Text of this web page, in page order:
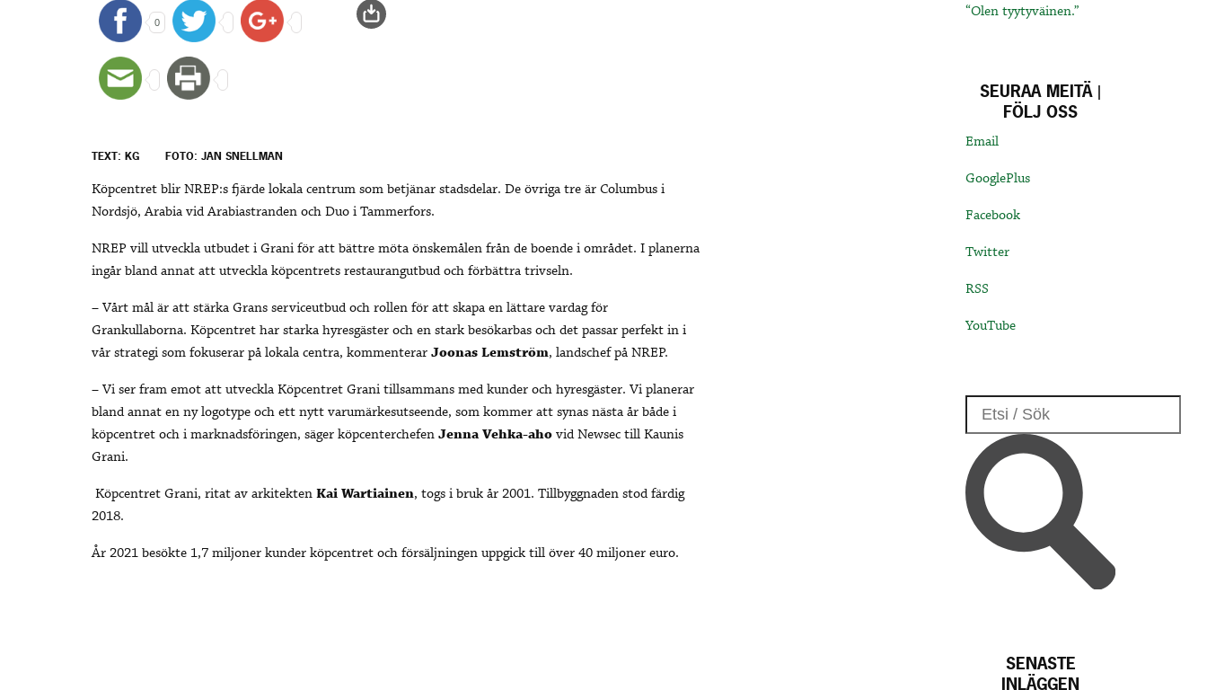
0
TEXT: KG FOTO: JAN SNELLMAN
Köpcentret blir NREP:s fjärde lokala centrum som betjänar stadsdelar. De övriga tre är Columbus i
Nordsjö, Arabia vid Arabiastranden och Duo i Tammerfors.
NREP vill utveckla utbudet i Grani för att bättre möta önskemålen från de boende i området. I planerna
ingår bland annat att utveckla köpcentrets restaurangutbud och förbättra trivseln.
– Vårt mål är att stärka Grans serviceutbud och rollen för att skapa en lättare vardag för
Grankullaborna. Köpcentret har starka hyresgäster och en stark besökarbas och det passar perfekt in i
vår strategi som fokuserar på lokala centra, kommenterar Joonas Lemström, landschef på NREP.
– Vi ser fram emot att utveckla Köpcentret Grani tillsammans med kunder och hyresgäster. Vi planerar
bland annat en ny logotype och ett nytt varumärkesutseende, som kommer att synas nästa år både i
köpcentret och i marknadsföringen, säger köpcenterchefen Jenna Vehka-aho vid Newsec till Kaunis
Grani.
Köpcentret Grani, ritat av arkitekten Kai Wartiainen, togs i bruk år 2001. Tillbyggnaden stod färdig
2018.
År 2021 besökte 1,7 miljoner kunder köpcentret och försäljningen uppgick till över 40 miljoner euro.
“Olen tyytyväinen.”
SEURAA MEITÄ |
FÖLJ OSS
Email
GooglePlus
Facebook
Twitter
RSS
YouTube
SENASTE
INLÄGGEN